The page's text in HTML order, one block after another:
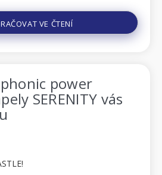
VE ČTENÍ
power
SERENITY vás